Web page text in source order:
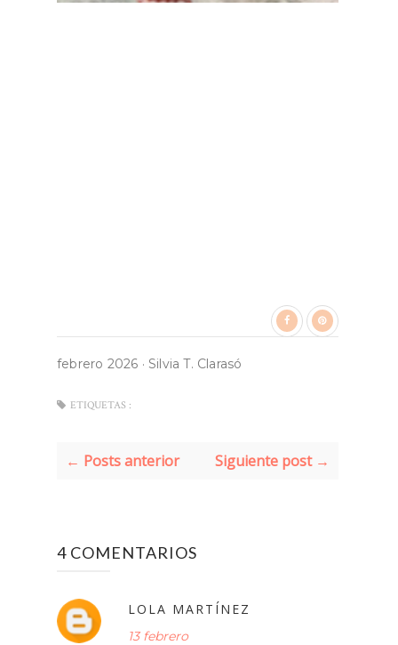
febrero 2026 · Silvia T. Clarasó
ETIQUETAS :
← Posts anterior Siguiente post →
4 COMENTARIOS
LOLA MARTÍNEZ
13 febrero